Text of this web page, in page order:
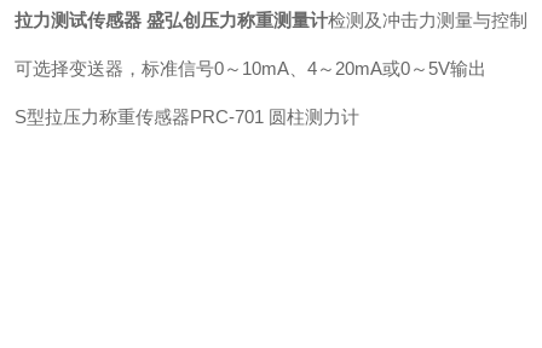
拉力测试传感器 盛弘创压力称重测量计检测及冲击力测量与控制
可选择变送器，标准信号0～10mA、4～20mA或0～5V输出
S型拉压力称重传感器PRC-701 圆柱测力计